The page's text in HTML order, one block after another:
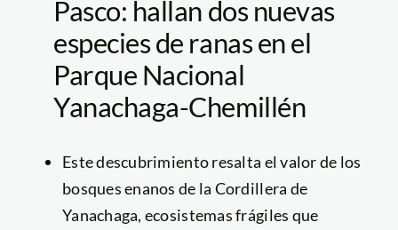
Pasco: hallan dos nuevas
especies de ranas en el
Parque Nacional
Yanachaga-Chemillén
Este descubrimiento resalta el valor de los
bosques enanos de la Cordillera de
Yanachaga, ecosistemas frágiles que